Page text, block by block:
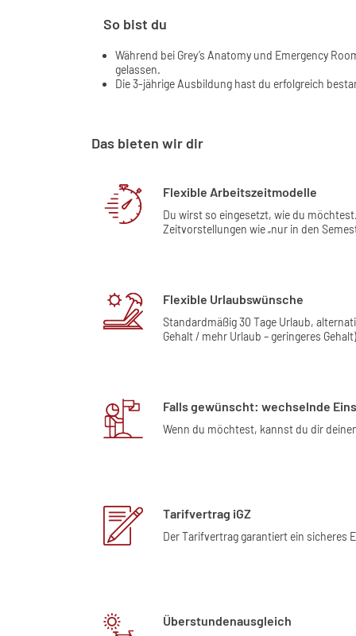
So bist du
Während bei Grey’s Anatomy und Emergency
gelassen.
Die 3-jährige Ausbildung hast du erfolgreich
Das bieten wir dir
Flexible Arbeitszeitmodelle
Du wirst so eingesetzt, wie du
Zeitvorstellungen wie „nur in den
Flexible Urlaubswünsche
Standardmäßig 30 Tage Urlaub,
Gehalt / mehr Urlaub – geringeres
Falls gewünscht: wechselnde
Wenn du möchtest, kannst du dir
Tarifvertrag iGZ
Der Tarifvertrag garantiert ein sicheres
Überstundenausgleich